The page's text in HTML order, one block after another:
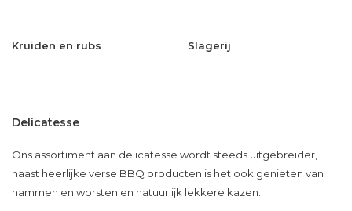
Kruiden en rubs Slagerij
Delicatesse
Ons assortiment aan delicatesse wordt steeds uitgebreider,
naast heerlijke verse BBQ producten is het ook genieten van
hammen en worsten en natuurlijk lekkere kazen.